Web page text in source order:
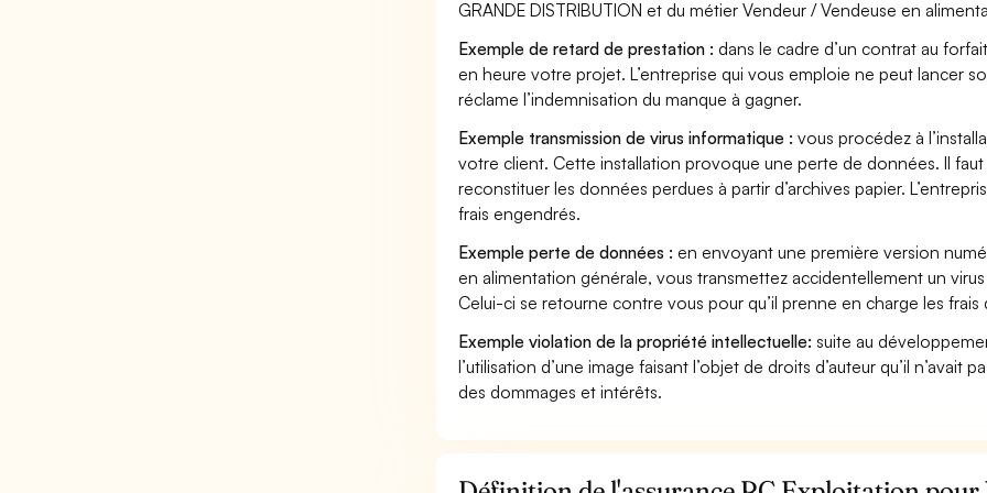
GRANDE DISTRIBUTION et du métier Vendeur / Vendeuse en
Exemple de retard de prestation : dans le cadre d’un contrat au
en heure votre projet. L’entreprise qui vous emploie ne peut lancer
réclame l’indemnisation du manque à gagner.
Exemple transmission de virus informatique : vous procédez à
votre client. Cette installation provoque une perte de données. Il
reconstituer les données perdues à partir d’archives papier.
frais engendrés.
Exemple perte de données : en envoyant une première version
en alimentation générale, vous transmettez accidentellement un
Celui-ci se retourne contre vous pour qu’il prenne en charge les
Exemple violation de la propriété intellectuelle: suite au
l’utilisation d’une image faisant l’objet de droits d’auteur qu’il n’avait
des dommages et intérêts.